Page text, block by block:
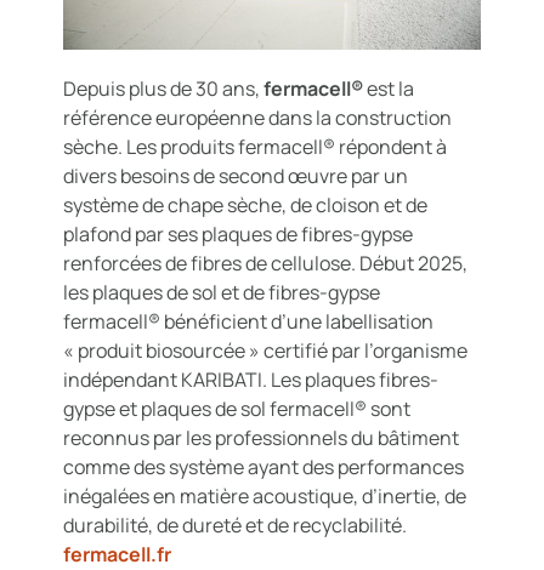
Depuis plus de 30 ans,fermacell®est la
référence européenne dans la construction
sèche. Les produits fermacell® répondent à
divers besoins de second œuvre par un
système de chape sèche, de cloison et de
plafond par ses plaques de fibres-gypse
renforcées de fibres de cellulose. Début 2025,
les plaques de sol et de fibres-gypse
fermacell® bénéficient d’une labellisation
« produit biosourcée » certifié par l’organisme
indépendant KARIBATI. Les plaques fibres-
gypse et plaques de sol fermacell® sont
reconnus par les professionnels du bâtiment
comme des système ayant des performances
inégalées en matière acoustique, d’inertie, de
durabilité, de dureté et de recyclabilité.
fermacell.fr